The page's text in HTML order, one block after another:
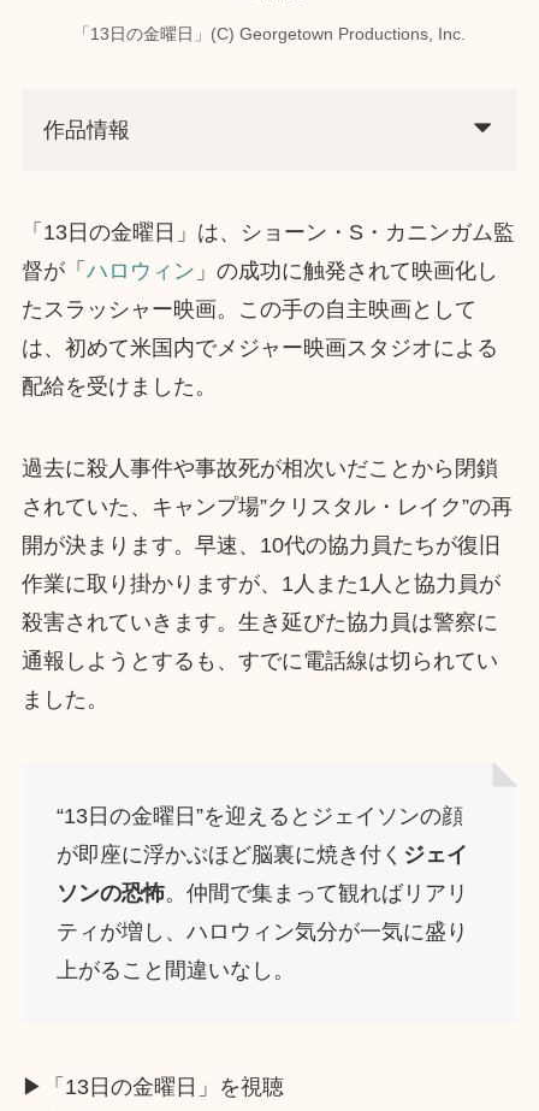
「13日の金曜日」(C) Georgetown Productions, Inc.
作品情報
「13日の金曜日」は、ショーン・S・カニンガム監
督が「 ハロウィン 」の成功に触発されて映画化し
たスラッシャー映画。この手の自主映画として
は、初めて米国内でメジャー映画スタジオによる
配給を受けました。
過去に殺人事件や事故死が相次いだことから閉鎖
されていた、キャンプ場”クリスタル・レイク”の再
開が決まります。早速、10代の協力員たちが復旧
作業に取り掛かりますが、1人また1人と協力員が
殺害されていきます。生き延びた協力員は警察に
通報しようとするも、すでに電話線は切られてい
ました。
“13日の金曜日”を迎えるとジェイソンの顔
が即座に浮かぶほど脳裏に焼き付く ジェイ
ソンの恐怖。仲間で集まって観ればリアリ
ティが増し、ハロウィン気分が一気に盛り
上がること間違いなし。
▶︎「13日の金曜日」を視聴